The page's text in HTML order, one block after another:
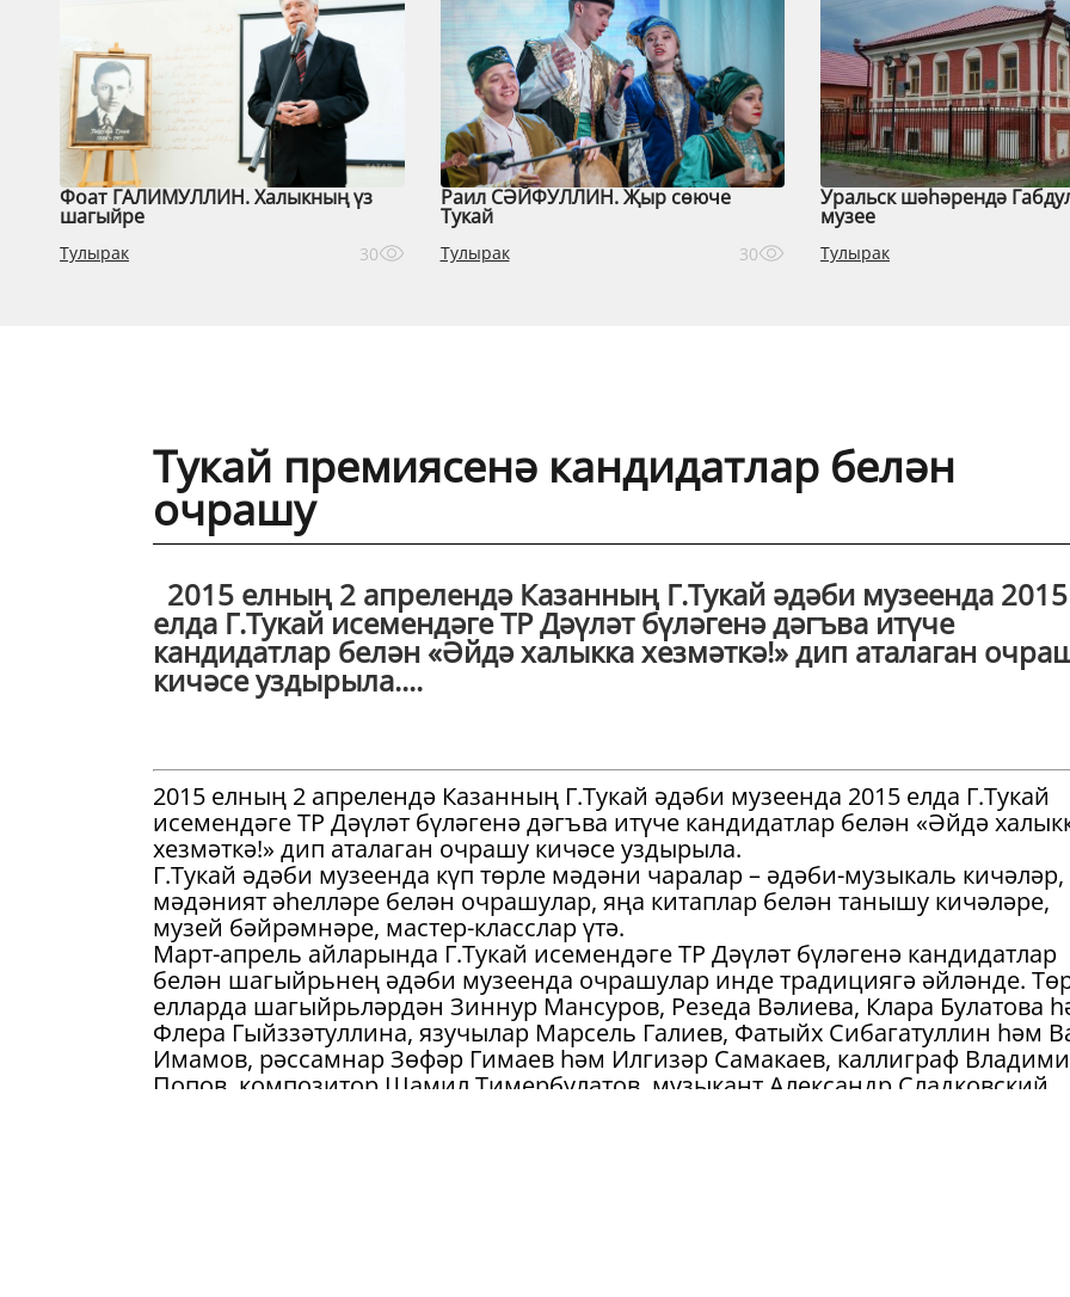
Фоат ГАЛИМУЛЛИН. Халыкның үз
шагыйре
Тулырак 30
Раил СӘЙФУЛЛИН. Җыр сөюче
Тукай
Тулырак 30
Уральск шәһәрендә
музее
Тулырак
Тукай премиясенә кандидатлар белән
очрашу
2015 елның 2 апрелендә Казанның Г.Тукай әдәби музеенда 2015
елда Г.Тукай исемендәге ТР Дәүләт бүләгенә дәгъва итүче
кандидатлар белән «Әйдә халыкка хезмәткә!» дип аталаган
кичәсе уздырыла....
2015 елның 2 апрелендә Казанның Г.Тукай әдәби музеенда 2015 елда Г.Тукай
исемендәге ТР Дәүләт бүләгенә дәгъва итүче кандидатлар белән «Әйдә
хезмәткә!» дип аталаган очрашу кичәсе уздырыла.
Г.Тукай әдәби музеенда күп төрле мәдәни чаралар – әдәби-музыкаль кичәләр,
мәдәният әһелләре белән очрашулар, яңа китаплар белән танышу кичәләре,
музей бәйрәмнәре, мастер-класслар үтә.
Март-апрель айларында Г.Тукай исемендәге ТР Дәүләт бүләгенә кандидатлар
белән шагыйрьнең әдәби музеенда очрашулар инде традициягә әйләнде.
елларда шагыйрьләрдән Зиннур Мансуров, Резеда Вәлиева, Клара Булатова
Флера Гыйззәтуллина, язучылар Марсель Галиев, Фатыйх Сибагатуллин һәм
Имамов, рәссамнар Зөфәр Гимаев һәм Илгизәр Самакаев, каллиграф
Попов, композитор Шамил Тимербулатов, музыкант Александр Сладковский,